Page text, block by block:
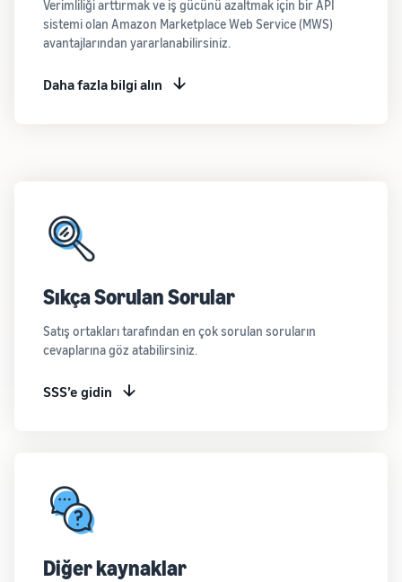
Verimliliği arttırmak ve iş gücünü azaltmak için bir API
sistemi olan Amazon Marketplace Web Service (MWS)
avantajlarından yararlanabilirsiniz.
Daha fazla bilgi alın
Sıkça Sorulan Sorular
Satış ortakları tarafından en çok sorulan soruların
cevaplarına göz atabilirsiniz.
SSS’e gidin
Diğer kaynaklar